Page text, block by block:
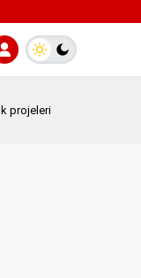
projeleri